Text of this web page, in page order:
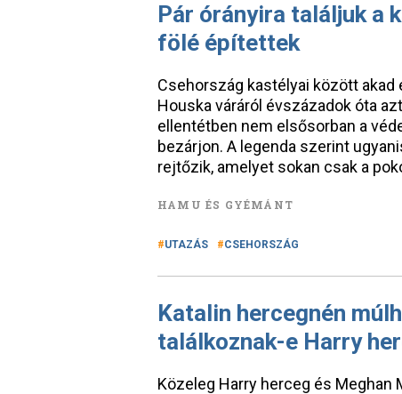
Pár órányira találjuk a
fölé építettek
Csehország kastélyai között akad
Houska váráról évszázadok óta
ellentétben nem elsősorban a
bezárjon. A legenda szerint
rejtőzik, amelyet sokan csak a
HAMU ÉS GYÉMÁNT
UTAZÁS CSEHORSZÁG
Katalin hercegnén
találkoznak-e Harry
Közeleg Harry herceg és Meghan